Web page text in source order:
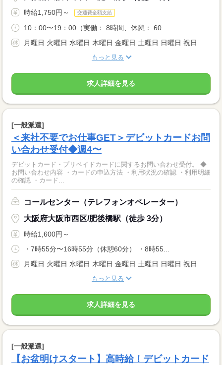
時給1,750円～ 交通費全額支給
10：00〜19：00（実働： 8時間、休憩： 60...
月曜日 火曜日 水曜日 木曜日 金曜日 土曜日 日曜日 祝日
もっと見る
求人詳細を見る
[一般派遣]
＜来社不要でお仕事GET＞デビットカードお問
い合わせ受付◆週4〜
デビットカード・プリペイドカードに関するお問い合わせ受付。 ◆
お問い合わせ内容 ・カードの申込方法 ・利用状況の確認 ・利用明細
の確認 ・カード...
コールセンター（テレフォンオペレーター）
大阪府大阪市西区/肥後橋駅（徒歩 3分）
時給1,600円～
・7時55分〜16時55分（休憩60分） ・8時55...
月曜日 火曜日 水曜日 木曜日 金曜日 土曜日 日曜日 祝日
もっと見る
求人詳細を見る
[一般派遣]
【お盆明けスタート】高時給！デビットカード